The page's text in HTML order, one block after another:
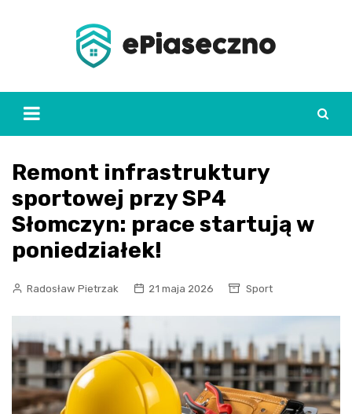
Remont infrastruktury
sportowej przy SP4
Słomczyn: prace startują w
poniedziałek!
Radosław Pietrzak 21 maja 2026 Sport